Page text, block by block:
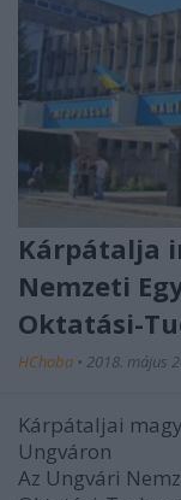
Kárpátalja
Nemzeti
Oktatási-
HChoba • 2018. május
Kárpátaljai
Ungváron
Az Ungvári